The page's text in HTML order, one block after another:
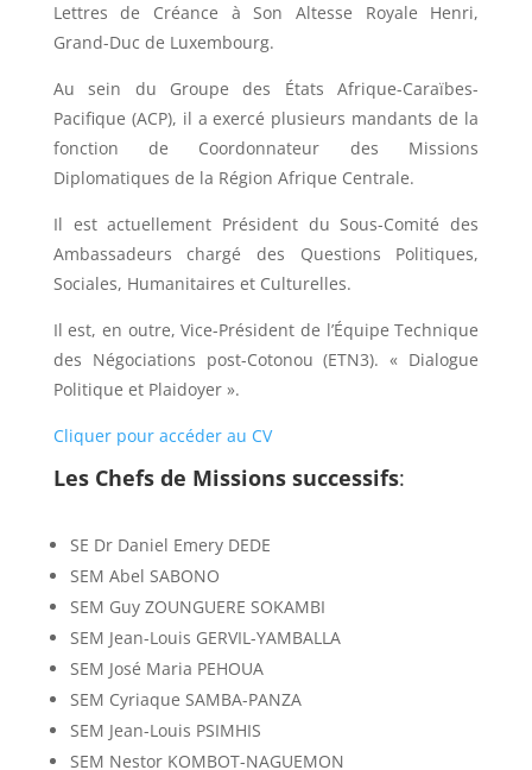
Lettres de Créance à Son Altesse Royale Henri,
Grand-Duc de Luxembourg.
Au sein du Groupe des États Afrique-Caraïbes-
Pacifique (ACP), il a exercé plusieurs mandants de la
fonction de Coordonnateur des Missions
Diplomatiques de la Région Afrique Centrale.
Il est actuellement Président du Sous-Comité des
Ambassadeurs chargé des Questions Politiques,
Sociales, Humanitaires et Culturelles.
Il est, en outre, Vice-Président de l’Équipe Technique
des Négociations post-Cotonou (ETN3). « Dialogue
Politique et Plaidoyer ».
Cliquer pour accéder au CV
Les Chefs de Missions successifs:
SE Dr Daniel Emery DEDE
SEM Abel SABONO
SEM Guy ZOUNGUERE SOKAMBI
SEM Jean-Louis GERVIL-YAMBALLA
SEM José Maria PEHOUA
SEM Cyriaque SAMBA-PANZA
SEM Jean-Louis PSIMHIS
SEM Nestor KOMBOT-NAGUEMON